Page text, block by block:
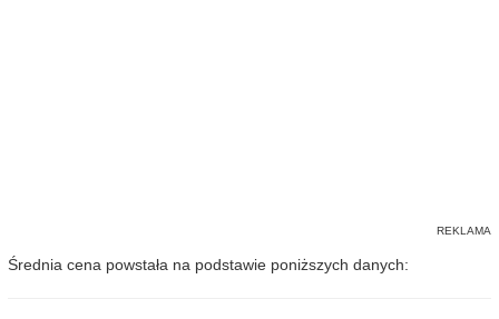
Średnia cena powstała na podstawie poniższych danych: